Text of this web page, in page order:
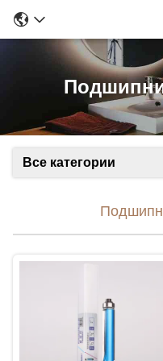
Все категории